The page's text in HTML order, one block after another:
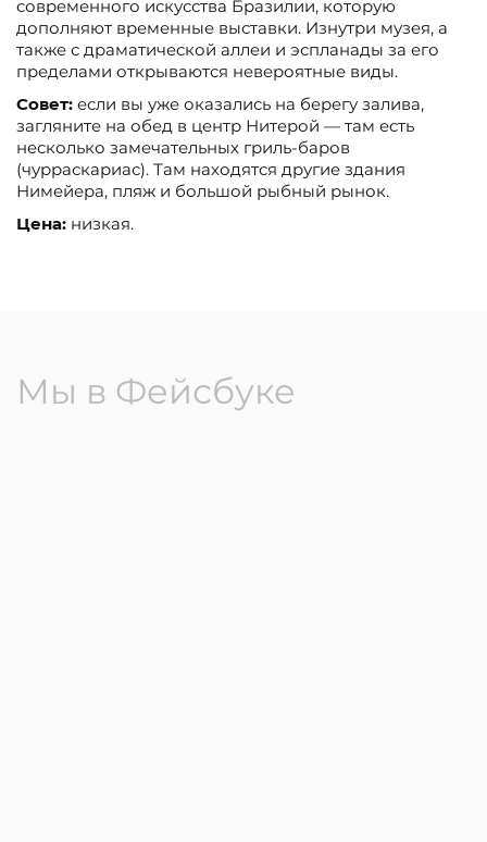
современного искусства Бразилии, которую
дополняют временные выставки. Изнутри музея, а
также с драматической аллеи и эспланады за его
пределами открываются невероятные виды.
Совет: если вы уже оказались на берегу залива,
загляните на обед в центр Нитерой — там есть
несколько замечательных гриль-баров
(чурраскариас). Там находятся другие здания
Нимейера, пляж и большой рыбный рынок.
Цена: низкая.
Мы в Фейсбуке